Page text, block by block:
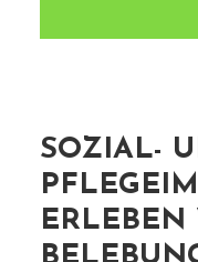
SOZIAL-
ERLEBEN